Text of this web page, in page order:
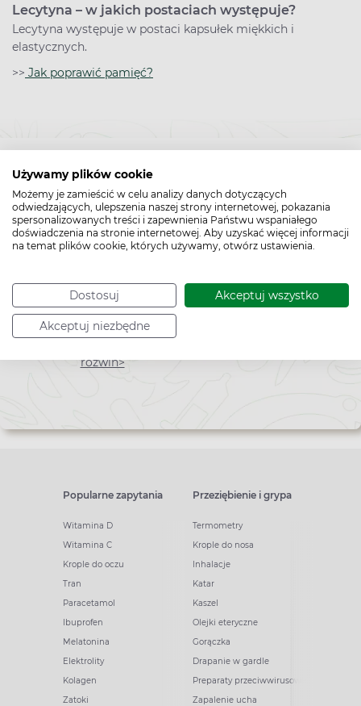
Używamy plików cookie
Możemy je zamieścić w celu analizy danych dotyczących
odwiedzających, ulepszenia naszej strony internetowej, pokazania
spersonalizowanych treści i zapewnienia Państwu wspaniałego
doświadczenia na stronie internetowej. Aby uzyskać więcej informacji
na temat plików cookie, których używamy, otwórz ustawienia.
Dostosuj Akceptuj wszystko
Akceptuj niezbędne
Lecytyna – w jakich postaciach występuje?
Lecytyna występuje w postaci kapsułek miękkich i
elastycznych.
>> Jak poprawić pamięć?
Bądź na bieżąco,
zapisz się na nasz newsletter!
Zapisz
do
newslettera
rozwiń>
Popularne zapytania
Witamina D
Witamina C
Krople do oczu
Tran
Paracetamol
Ibuprofen
Melatonina
Elektrolity
Kolagen
Zatoki
Przeziębienie i grypa
Termometry
Krople do nosa
Inhalacje
Katar
Kaszel
Olejki eteryczne
Gorączka
Drapanie w gardle
Preparaty przeciwwirusowe
Zapalenie ucha